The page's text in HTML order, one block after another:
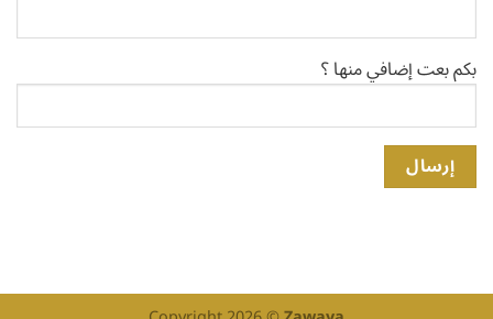
بكم بعت إضافي منها ؟